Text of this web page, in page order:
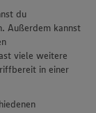
du
Außerdem kannst
viele weitere
in einer